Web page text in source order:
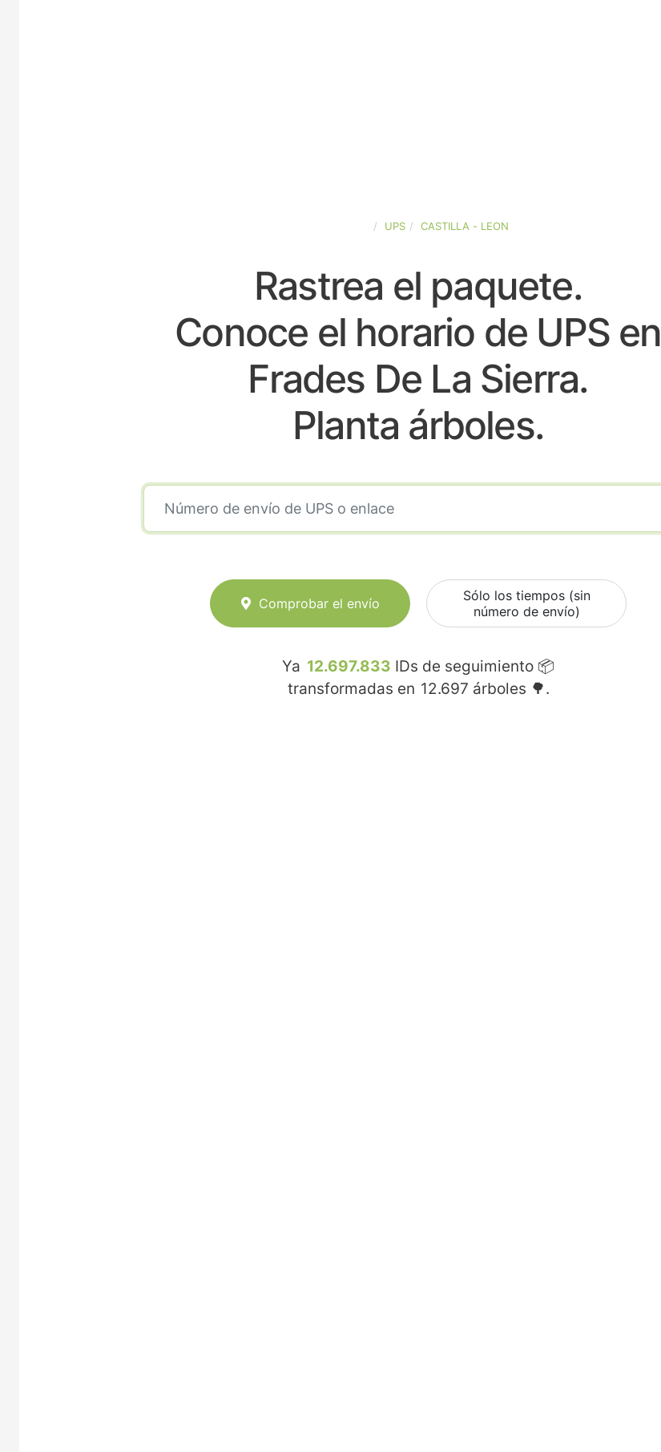
UPS CASTILLA - LEON
Rastrea el paquete.
Conoce el horario de UPS en
Frades De La Sierra.
Planta árboles.
Comprobar el envío
Sólo los tiempos (sin
número de envío)
Ya 12.697.833 IDs de seguimiento 📦
transformadas en 12.697 árboles 🌳.